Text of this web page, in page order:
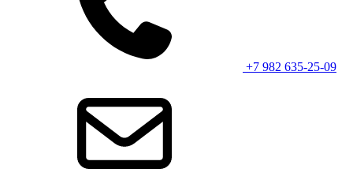
+7 982 635-25-09